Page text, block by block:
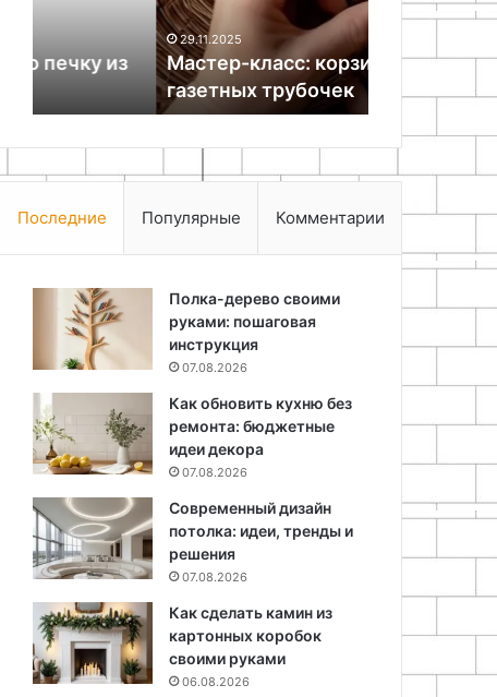
Мастер-класс: корзинка из
газетных трубочек
10.05.2026
Последние Популярные Комментарии
Полка-дерево своими
руками: пошаговая
инструкция
07.08.2026
Как обновить кухню без
ремонта: бюджетные
идеи декора
07.08.2026
Современный дизайн
потолка: идеи, тренды и
решения
07.08.2026
Как сделать камин из
картонных коробок
своими руками
06.08.2026